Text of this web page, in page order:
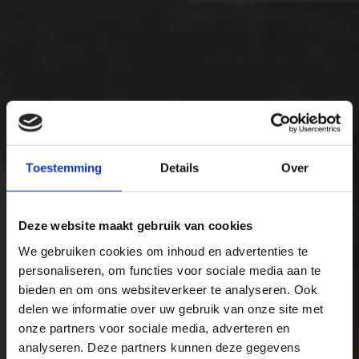
Toestemming Details Over
Deze website maakt gebruik van cookies
We gebruiken cookies om inhoud en advertenties te
personaliseren, om functies voor sociale media aan te
bieden en om ons websiteverkeer te analyseren. Ook
delen we informatie over uw gebruik van onze site met
onze partners voor sociale media, adverteren en
analyseren. Deze partners kunnen deze gegevens
Merger of Den Hartigh
Adviesgroep and